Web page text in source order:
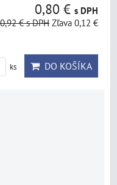
0,80 € s DPH
0,92 €s DPH Zľava 0,12 €
ks DO KOŠÍKA